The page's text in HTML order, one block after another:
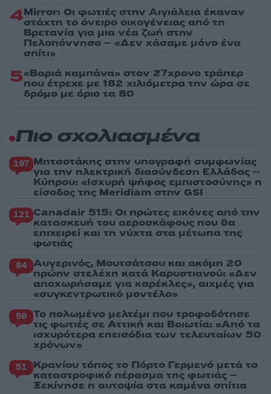
4Mirror: Οι φωτιές στην Αιγιάλεια έκαναν
στάχτη το όνειρο οικογένειας από τη
Βρετανία για μια νέα ζωή στην
Πελοπόννησο – «Δεν χάσαμε μόνο ένα
σπίτι»
5«Βαριά καμπάνα» στον 27χρονο τράπερ
που έτρεχε με 182 χιλιόμετρα την ώρα σε
δρόμο με όριο τα 80
Πιο σχολιασμένα
197 Μητσοτάκης στην υπογραφή συμφωνίας
για την ηλεκτρική διασύνδεση Ελλάδας –
Κύπρου: «Ισχυρή ψήφος εμπιστοσύνης» η
είσοδος της Meridiam στην GSI
121 Canadair 515: Οι πρώτες εικόνες από την
κατασκευή του αεροσκάφους που θα
επιχειρεί και τη νύχτα στα μέτωπα της
φωτιάς
84 Αυγερινός, Μουτσάτσου και ακόμη 20
πρώην στελέχη κατά Καρυστιανού: «Δεν
αποχωρήσαμε για καρέκλες», αιχμές για
«συγκεντρωτικό μοντέλο»
59 Το πολωμένο μελτέμι που τροφοδότησε
τις φωτιές σε Αττική και Βοιωτία: «Από τα
ισχυρότερα επεισόδια των τελευταίων 50
χρόνων»
51 Κρανίου τόπος το Πόρτο Γερμενό μετά το
καταστροφικό πέρασμα της φωτιάς –
Ξεκίνησε η αυτοψία στα καμένα σπίτια